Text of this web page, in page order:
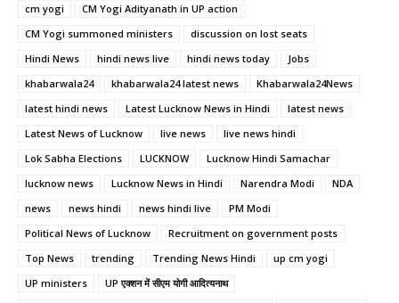
cm yogi
CM Yogi Adityanath in UP action
CM Yogi summoned ministers
discussion on lost seats
Hindi News
hindi news live hindi news today
Jobs
khabarwala24
khabarwala24 latest news
Khabarwala24News
latest hindi news
Latest Lucknow News in Hindi
latest news
Latest News of Lucknow
live news
live news hindi
Lok Sabha Elections
LUCKNOW
Lucknow Hindi Samachar
lucknow news
Lucknow News in Hindi Narendra Modi
NDA
news
news hindi news hindi live
PM Modi
Political News of Lucknow
Recruitment on government posts
Top News
trending Trending News Hindi
up cm yogi
UP ministers
UP एक्शन में सीएम योगी आदित्यनाथ